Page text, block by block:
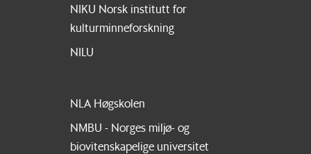
NIKU Norsk institutt for
kulturminneforskning
NILU
NLA Høgskolen
NMBU - Norges miljø- og
biovitenskapelige universitet